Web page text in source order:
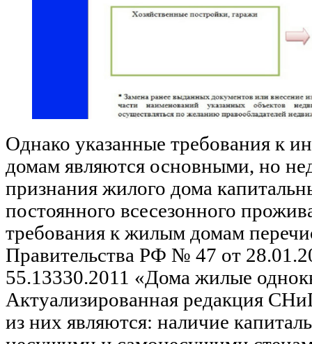
Однако указанные требования к
домам являются основными, но
признания жилого дома
постоянного всесезонного
требования к жилым домам
Правительства РФ № 47 от
55.13330.2011 «Дома жилые
Актуализированная редакция
из них являются: наличие